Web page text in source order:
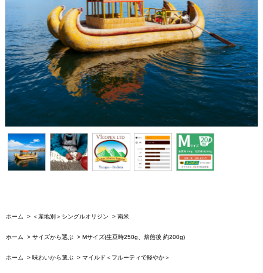
ホーム > ＜産地別＞シングルオリジン > 南米
ホーム > サイズから選ぶ > Mサイズ(生豆時250g、焙煎後 約200g)
ホーム > 味わいから選ぶ > マイルド＜フルーティで軽やか＞